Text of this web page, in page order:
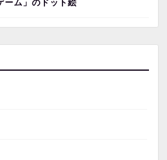
ーム」のドット絵